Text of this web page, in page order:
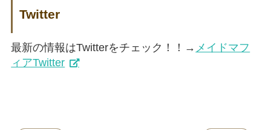
Twitter
最新の情報はTwitterをチェック！！→ メイドマフ
ィアTwitter